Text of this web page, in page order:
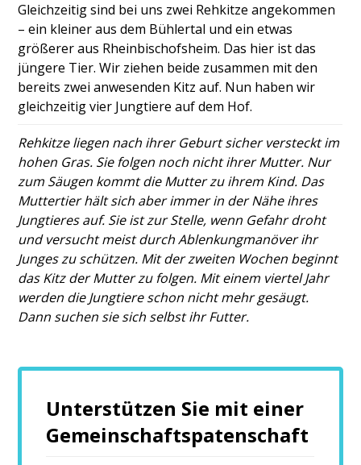
Gleichzeitig sind bei uns zwei Rehkitze angekommen
– ein kleiner aus dem Bühlertal und ein etwas
größerer aus Rheinbischofsheim. Das hier ist das
jüngere Tier. Wir ziehen beide zusammen mit den
bereits zwei anwesenden Kitz auf. Nun haben wir
gleichzeitig vier Jungtiere auf dem Hof.
Rehkitze liegen nach ihrer Geburt sicher versteckt im
hohen Gras. Sie folgen noch nicht ihrer Mutter. Nur
zum Säugen kommt die Mutter zu ihrem Kind. Das
Muttertier hält sich aber immer in der Nähe ihres
Jungtieres auf. Sie ist zur Stelle, wenn Gefahr droht
und versucht meist durch Ablenkungmanöver ihr
Junges zu schützen. Mit der zweiten Wochen beginnt
das Kitz der Mutter zu folgen. Mit einem viertel Jahr
werden die Jungtiere schon nicht mehr gesäugt.
Dann suchen sie sich selbst ihr Futter.
Unterstützen Sie mit einer
Gemeinschaftspatenschaft